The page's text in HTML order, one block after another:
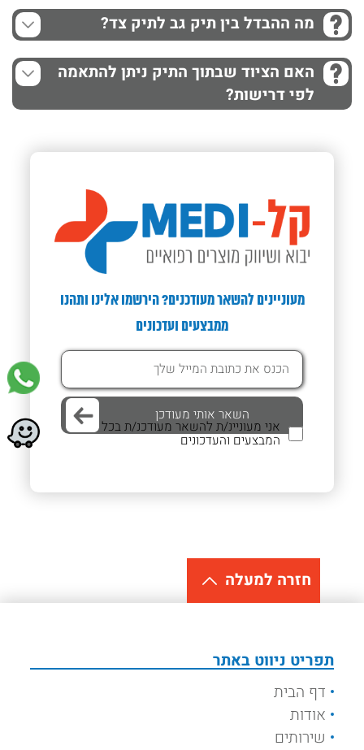
מה ההבדל בין תיק גב לתיק צד?
האם הציוד שבתוך התיק ניתן להתאמה
לפי דרישות?
מעוניינים להשאר מעודכנים? הירשמו אלינו ותהנו
ממבצעים ועדכונים
אני מעוניינ/ת להשאר מעודכנ/ת בכל
המבצעים והעדכונים
חזרה למעלה
תפריט ניווט באתר
דף הבית
אודות
שירותים